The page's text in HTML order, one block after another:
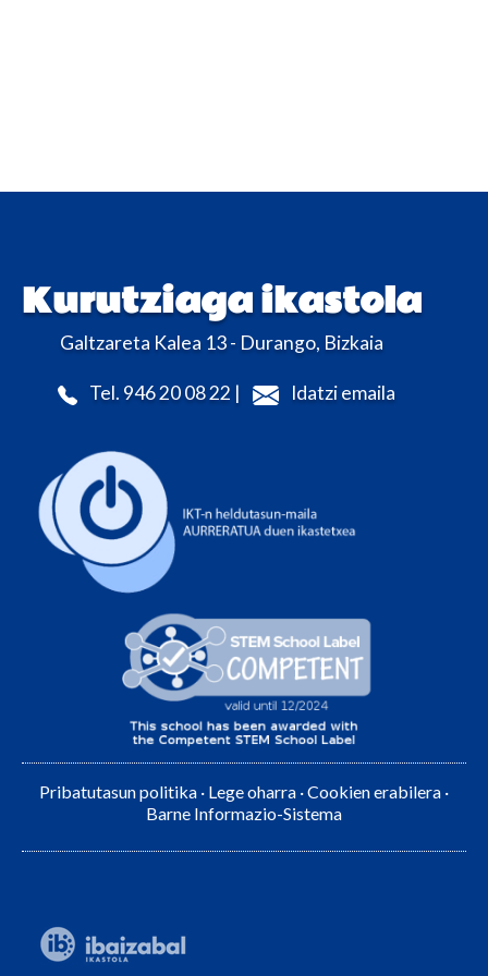
Kurutziaga ikastola
Galtzareta Kalea 13 - Durango, Bizkaia
Tel. 946 20 08 22 | Idatzi emaila
Pribatutasun politika · Lege oharra ·Cookien erabilera ·
Barne Informazio-Sistema